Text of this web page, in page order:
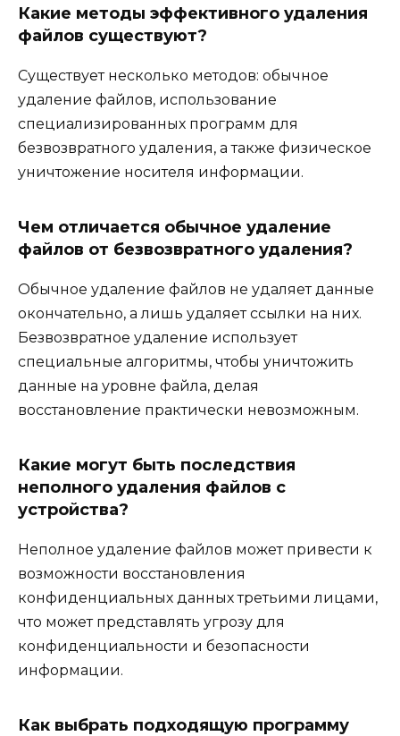
Какие методы эффективного удаления
файлов существуют?
Существует несколько методов: обычное
удаление файлов, использование
специализированных программ для
безвозвратного удаления, а также физическое
уничтожение носителя информации.
Чем отличается обычное удаление
файлов от безвозвратного удаления?
Обычное удаление файлов не удаляет данные
окончательно, а лишь удаляет ссылки на них.
Безвозвратное удаление использует
специальные алгоритмы, чтобы уничтожить
данные на уровне файла, делая
восстановление практически невозможным.
Какие могут быть последствия
неполного удаления файлов с
устройства?
Неполное удаление файлов может привести к
возможности восстановления
конфиденциальных данных третьими лицами,
что может представлять угрозу для
конфиденциальности и безопасности
информации.
Как выбрать подходящую программу